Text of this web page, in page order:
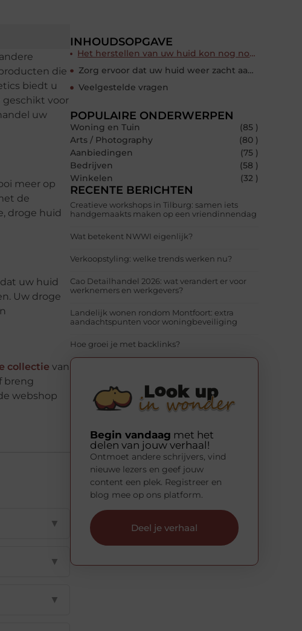
die
biedt u
geschikt voor
uw
meer op
de
droge huid
uw huid
Uw droge
collectie van
breng
webshop
▼
▼
▼
INHOUDSOPGAVE
Het herstellen van uw huid kon nog nooit zo eenvoudig
Zorg ervoor dat uw huid weer zacht aanvoelt
Veelgestelde vragen
POPULAIRE ONDERWERPEN
Woning en Tuin
(85 )
Arts / Photography
(80 )
Aanbiedingen
(75 )
Bedrijven
(58 )
Winkelen
(32 )
RECENTE BERICHTEN
Creatieve workshops in Tilburg: samen iets
handgemaakts maken op een vriendinnendag
Wat betekent NWWI eigenlijk?
Verkoopstyling: welke trends werken nu?
Cao Detailhandel 2026: wat verandert er voor
werknemers en werkgevers?
Landelijk wonen rondom Montfoort: extra
aandachtspunten voor woningbeveiliging
Hoe groei je met backlinks?
Begin vandaag met het
delen van jouw verhaal!
Ontmoet andere schrijvers, vind
nieuwe lezers en geef jouw
content een plek. Registreer en
blog mee op ons platform.
Deel je verhaal